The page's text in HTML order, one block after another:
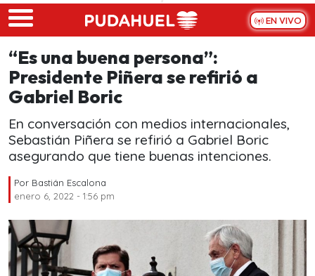
Skip to main content
EN VIVO
“Es una buena persona”:
Presidente Piñera se refirió a
Gabriel Boric
En conversación con medios internacionales,
Sebastián Piñera se refirió a Gabriel Boric
asegurando que tiene buenas intenciones.
Por Bastián Escalona
enero 6, 2022 - 1:56 pm